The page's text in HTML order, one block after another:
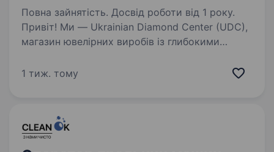
Повна зайнятість. Досвід роботи від 1 року.
Привіт! Ми — Ukrainian Diamond Center (UDC),
магазин ювелірних виробів із глибокими
визнанням. Наша команда створює унікальні,
1 тиж. тому